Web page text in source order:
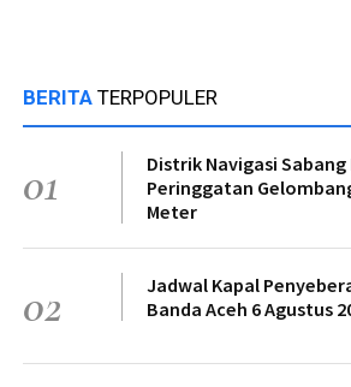
BERITA TERPOPULER
01
Distrik Navigasi
Peringgatan
Meter
02
Jadwal Kapal
Banda Aceh 6 Agustus